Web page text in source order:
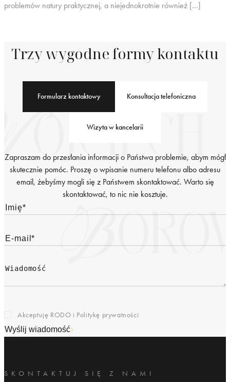
problemów natury praktycznej, a niejednokrotnie również […]
Trzy wygodne formy kontaktu
Formularz kontaktowy Konsultacja telefoniczna
Wizyta w kancelarii
Zapraszam do przesłania informacji o Państwa problemie, abym mógł
skutecznie pomóc. Proszę o wpisanie numeru telefonu albo adresu
email, żebyśmy mogli się z Państwem skontaktować. Warto się
skontaktować, to nic nie kosztuje.
Akceptuję RODO i Politykę prywatności
Wyślij wiadomość
SKONTAKTUJ SIĘ Z NAMI